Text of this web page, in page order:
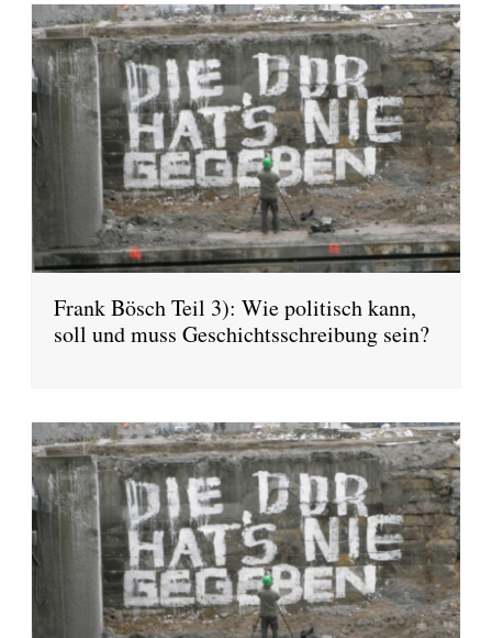
Frank Bösch Teil 3): Wie politisch kann,
soll und muss Geschichtsschreibung sein?